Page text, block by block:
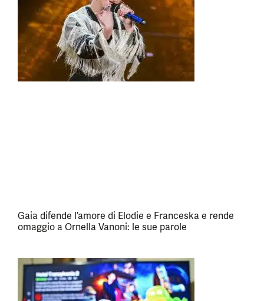
Gaia difende l’amore di Elodie e Franceska e rende
omaggio a Ornella Vanoni: le sue parole